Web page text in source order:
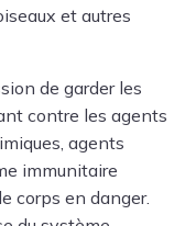
et autres
de garder les
contre les agents
agents
immunitaire
corps en danger.